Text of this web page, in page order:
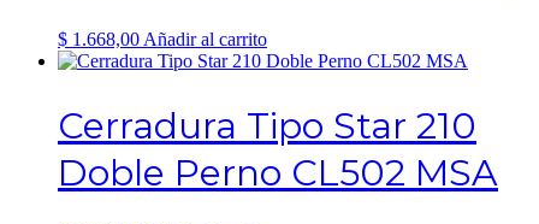
$ 1.668,00 Añadir al carrito
Cerradura Tipo Star 210
Doble Perno CL502 MSA